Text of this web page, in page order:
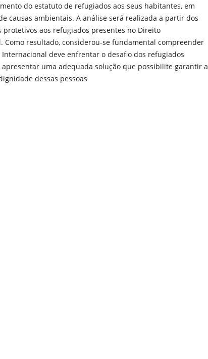
do estatuto de refugiados aos seus habitantes, em
causas ambientais. A análise será realizada a partir dos
protetivos aos refugiados presentes no Direito
Como resultado, considerou-se fundamental compreender
deve enfrentar o desafio dos refugiados
uma adequada solução que possibilite garantir a
dessas pessoas